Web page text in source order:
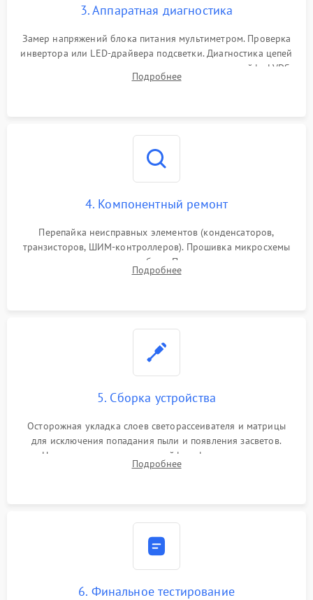
Поломка системы защиты
3. Аппаратная диагностика
Замер напряжений блока питания мультиметром. Проверка
инвертора или LED-драйвера подсветки. Диагностика цепей
питания скалера и тестирование сигналов на шлейфе LVDS
Подробнее
4. Компонентный ремонт
Перепайка неисправных элементов (конденсаторов,
транзисторов, ШИМ-контроллеров). Прошивка микросхемы
памяти при программных сбоях. При поломке подсветки —
разборка матрицы и замена выгоревших светодиодов.
Подробнее
5. Сборка устройства
Осторожная укладка слоев светорассеивателя и матрицы
для исключения попадания пыли и появления засветов.
Надежное подключение шлейфов, фиксация плат и
аккуратное защелкивание пластикового корпуса монитора.
Подробнее
6. Финальное тестирование